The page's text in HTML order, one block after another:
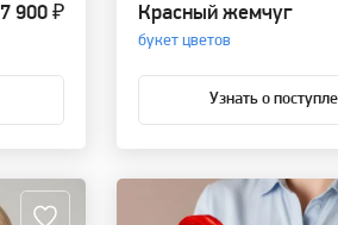
7 900 ₽ Красный жемчуг
букет цветов
Узнать о